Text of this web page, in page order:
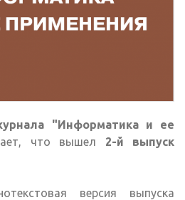
"Информатика и ее
что вышел 2-й выпуск
версия выпуска